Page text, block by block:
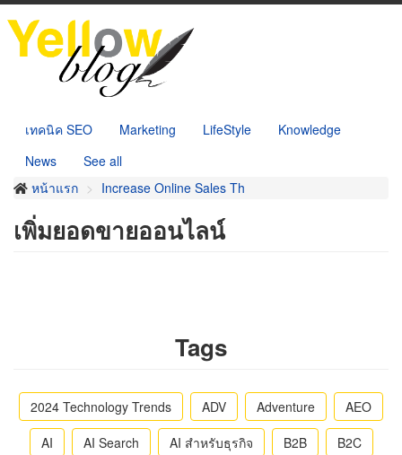
ไป
เทคนิค SEO
Marketing LifeStyle
Knowledge
News
See all
หน้าแรก
Increase Online Sales Th
เพิ่มยอดขายออนไลน์
Tags
2024 Technology Trends ADV Adventure
AEO
AI
AI Search AI สำหรับธุรกิจ B2B
B2C